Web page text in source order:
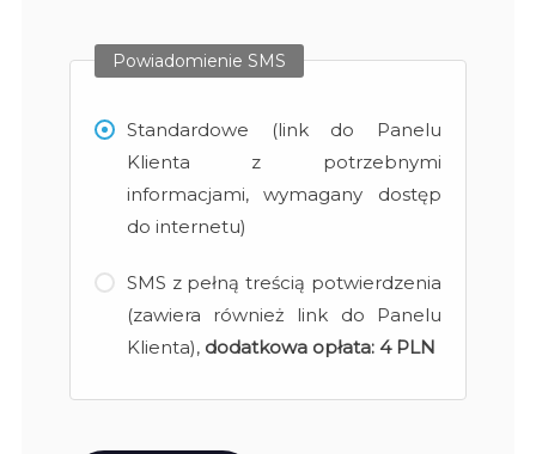
Powiadomienie SMS
Standardowe (link do Panelu
Klienta z potrzebnymi
informacjami, wymagany dostęp
do internetu)
SMS z pełną treścią potwierdzenia
(zawiera również link do Panelu
Klienta), dodatkowa opłata: 4 PLN